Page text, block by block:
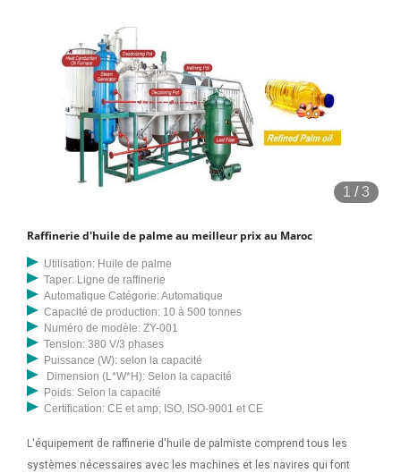
1 /3
Raffinerie d'huile de palme au meilleur prix au Maroc
Utilisation: Huile de palme
Taper: Ligne de raffinerie
Automatique Catégorie: Automatique
Capacité de production: 10 à 500 tonnes
Numéro de modèle: ZY-001
Tension: 380 V/3 phases
Puissance (W): selon la capacité
Dimension (L*W*H): Selon la capacité
Poids: Selon la capacité
Certification: CE et amp; ISO, ISO-9001 et CE
L'équipement de raffinerie d'huile de palmiste comprend tous les
systèmes nécessaires avec les machines et les navires qui font